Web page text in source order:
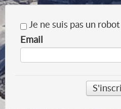
Je ne suis pas un robot
Email